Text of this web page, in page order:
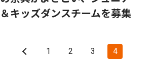
＆キッズダンスチームを募集
1 2 3 4